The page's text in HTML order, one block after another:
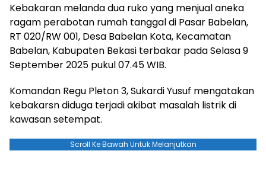
Kebakaran melanda dua ruko yang menjual aneka
ragam perabotan rumah tanggal di Pasar Babelan,
RT 020/RW 001, Desa Babelan Kota, Kecamatan
Babelan, Kabupaten Bekasi terbakar pada Selasa 9
September 2025 pukul 07.45 WIB.
Komandan Regu Pleton 3, Sukardi Yusuf mengatakan
kebakarsn diduga terjadi akibat masalah listrik di
kawasan setempat.
Scroll Ke Bawah Untuk Melanjutkan